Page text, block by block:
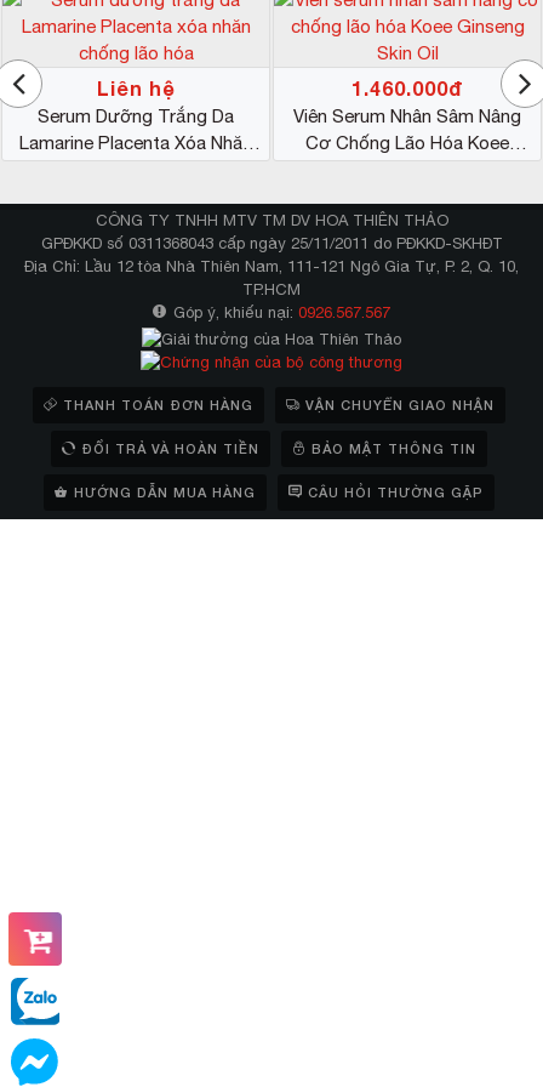
Liên hệ
Serum Dưỡng Trắng Da
Lamarine Placenta Xóa Nhăn
1.460.000đ
Viên Serum Nhân Sâm Nâng
Cơ Chống Lão Hóa Koee
CÔNG TY TNHH MTV TM DV HOA THIÊN THẢO
GPĐKKD số 0311368043 cấp ngày 25/11/2011 do PĐKKD-SKHĐT
Địa Chỉ: Lầu 12 tòa Nhà Thiên Nam, 111-121 Ngô Gia Tự, P. 2, Q. 10,
TP.HCM
Góp ý, khiếu nại: 0926.567.567
THANH TOÁN ĐƠN HÀNG VẬN CHUYỂN GIAO NHẬN
ĐỔI TRẢ VÀ HOÀN TIỀN BẢO MẬT THÔNG TIN
HƯỚNG DẪN MUA HÀNG CÂU HỎI THƯỜNG GẶP